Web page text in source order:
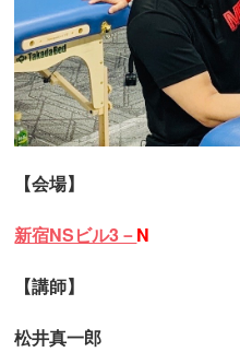
【会場】
新宿NSビル3－N
【講師】
松井真一郎